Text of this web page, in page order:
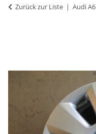
Zurück zur Liste Audi A6